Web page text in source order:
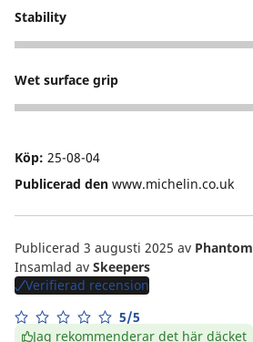
Stability
5
Wet surface grip
4
Köp: 25-08-04
Publicerad den www.michelin.co.uk
Publicerad 3 augusti 2025 av Phantom
Insamlad av Skeepers
Verifierad recension
5/5
Jag rekommenderar det här däcket